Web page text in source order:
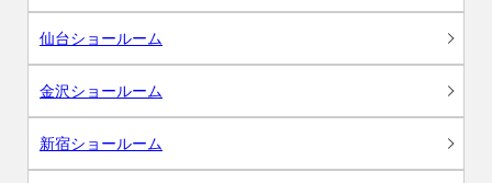
仙台ショールーム
金沢ショールーム
新宿ショールーム